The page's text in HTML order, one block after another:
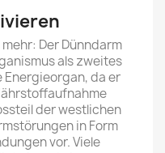
Der Dünndarm
als zweites
da er
der westlichen
in Form
vor. Viele